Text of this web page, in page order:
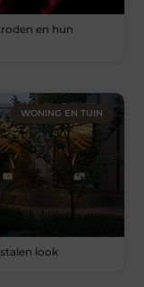
en hun
WONING EN TUIN
look